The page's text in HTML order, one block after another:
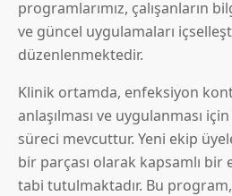
programlarımız, çalışanların
ve güncel uygulamaları
düzenlenmektedir.
Klinik ortamda, enfeksiyon
anlaşılması ve uygulanması
süreci mevcuttur. Yeni ekip
bir parçası olarak kapsamlı bir
tabi tutulmaktadır. Bu